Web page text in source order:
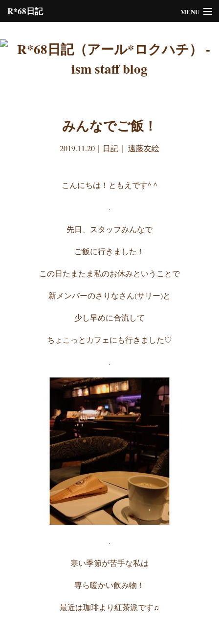
R*68日記 MENU
Please assign a menu to the primary menu location under
みんなでご飯！
2019.11.20 ｜ 日記 ｜ 遠藤友絵
こんにちは！ともえです^ ^
.
先日、スタッフみんなで
ご飯に行きました！
この日たまたま私のお休みということで
新メンバーのさりなさん(サリー)と
少し早めに合流して
ちょこっとカフェにも行きました♡
.
.
寒い季節が苦手な私は
専ら暖かい飲み物！
最近は珈琲より紅茶派です♫